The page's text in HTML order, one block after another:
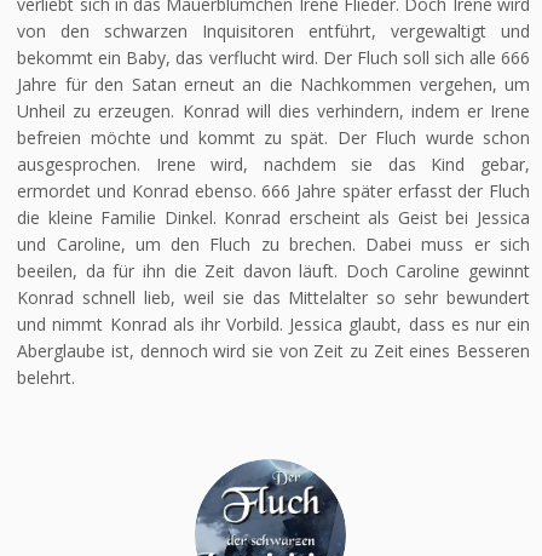
von den schwarzen Inquisitoren entführt, vergewaltigt und
bekommt ein Baby, das verflucht wird. Der Fluch soll sich alle 666
Jahre für den Satan erneut an die Nachkommen vergehen, um
Unheil zu erzeugen. Konrad will dies verhindern, indem er Irene
befreien möchte und kommt zu spät. Der Fluch wurde schon
ausgesprochen. Irene wird, nachdem sie das Kind gebar,
ermordet und Konrad ebenso. 666 Jahre später erfasst der Fluch
die kleine Familie Dinkel. Konrad erscheint als Geist bei Jessica
und Caroline, um den Fluch zu brechen. Dabei muss er sich
beeilen, da für ihn die Zeit davon läuft. Doch Caroline gewinnt
Konrad schnell lieb, weil sie das Mittelalter so sehr bewundert
und nimmt Konrad als ihr Vorbild. Jessica glaubt, dass es nur ein
Aberglaube ist, dennoch wird sie von Zeit zu Zeit eines Besseren
belehrt.